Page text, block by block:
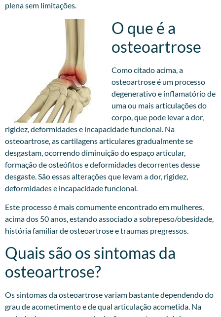
plena sem limitações.
O que é a
osteoartrose
Como citado acima, a
osteoartrose é um processo
degenerativo e inflamatório de
uma ou mais articulações do
corpo, que pode levar a dor,
rigidez, deformidades e incapacidade funcional. Na
osteoartrose, as cartilagens articulares gradualmente se
desgastam, ocorrendo diminuição do espaço articular,
formação de osteófitos e deformidades decorrentes desse
desgaste. São essas alterações que levam a dor, rigidez,
deformidades e incapacidade funcional.
Este processo é mais comumente encontrado em mulheres,
acima dos 50 anos, estando associado a sobrepeso/obesidade,
história familiar de osteoartrose e traumas pregressos.​
Quais são os sintomas da
osteoartrose?
Os sintomas da osteoartrose variam bastante dependendo do
grau de acometimento e de qual articulação acometida. Na